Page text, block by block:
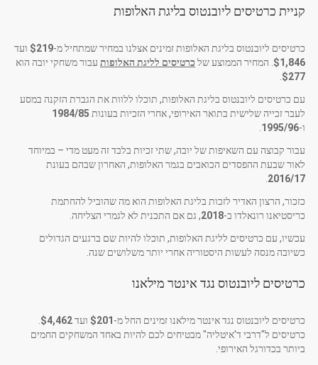
קניית כרטיסים ליובנטוס בליגת האלופות
כרטיסים ליובנטוס בליגת האלופות זמינים אצלנו במחיר שמתחיל מ-$219 ועד
$1,846 . המחיר הממוצע של כרטיסים לליגת האלופות עבור משחקי יובה הוא
$277
עם כרטיסים ליובנטוס בליגת האלופות, תוכלו ללוות את הגברת הזקנה במסע
לעבר זכייה שלישית בתואר האירופי, אחרי הזכיות בעונות 1984/85
ו-1995/96
עבור קבוצה עם השאיפות של יובה, שתי זכיות בלבד זה מעט מדי – במיוחד
לאור שבעת ההפסדים הכואבים בגמר האלופות, האחרון שבהם בעונת
2016/17
כזכור, הרצון האדיר לזכות בליגת האלופות הוא מה שהוביל להחתמת
כריסטיאנו רונאלדו ב-2018, גם אם התכנית לא לגמרי הצליחה.
עכשיו, עם כרטיסים לליגת האלופות, תוכלו להיות שם ברגעים הגדולים
כשיובה מנסה לעשות היסטוריה אחרי יותר משלושים שנה.
כרטיסים ליובנטוס נגד אינטר מילאנו
כרטיסים ליובנטוס נגד אינטר מילאנו זמינים החל מ- $201 ועד$4,462
כרטיסים ל"דרבי ד'איטליה" מבטיחים לכם להיות באחד המשחקים החמים
ביותר בכדורגל האירופי.